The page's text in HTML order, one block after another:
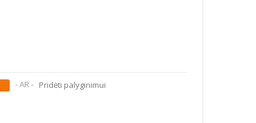
- AR - Pridėti palyginimui